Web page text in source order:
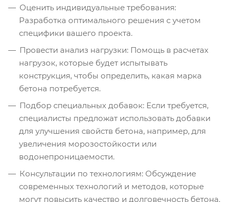
Оценить индивидуальные требования:
Разработка оптимального решения с учетом
специфики вашего проекта.
Провести анализ нагрузки: Помощь в расчетах
нагрузок, которые будет испытывать
конструкция, чтобы определить, какая марка
бетона потребуется.
Подбор специальных добавок: Если требуется,
специалисты предложат использовать добавки
для улучшения свойств бетона, например, для
увеличения морозостойкости или
водонепроницаемости.
Консультации по технологиям: Обсуждение
современных технологий и методов, которые
могут повысить качество и долговечность бетона.